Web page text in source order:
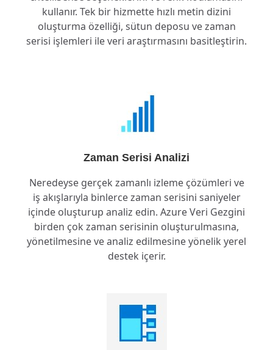
kullanır. Tek bir hizmette hızlı metin dizini
oluşturma özelliği, sütun deposu ve zaman
serisi işlemleri ile veri araştırmasını basitleştirin.
Zaman Serisi Analizi
Neredeyse gerçek zamanlı izleme çözümleri ve
iş akışlarıyla binlerce zaman serisini saniyeler
içinde oluşturup analiz edin. Azure Veri Gezgini
birden çok zaman serisinin oluşturulmasına,
yönetilmesine ve analiz edilmesine yönelik yerel
destek içerir.